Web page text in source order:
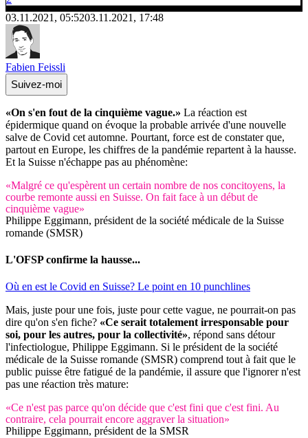
03.11.2021, 05:5203.11.2021, 17:48
Fabien Feissli
Suivez-moi
«On s'en fout de la cinquième vague.» La réaction est
épidermique quand on évoque la probable arrivée d'une nouvelle
salve de Covid cet automne. Pourtant, force est de constater que,
partout en Europe, les chiffres de la pandémie repartent à la hausse.
Et la Suisse n'échappe pas au phénomène:
«Malgré ce qu'espèrent un certain nombre de nos concitoyens, la
courbe remonte aussi en Suisse. On fait face à un début de
cinquième vague»
Philippe Eggimann, président de la société médicale de la Suisse
romande (SMSR)
L'OFSP confirme la hausse...
Où en est le Covid en Suisse? Le point en 10 punchlines
Mais, juste pour une fois, juste pour cette vague, ne pourrait-on pas
dire qu'on s'en fiche? «Ce serait totalement irresponsable pour
soi, pour les autres, pour la collectivité», répond sans détour
l'infectiologue, Philippe Eggimann. Si le président de la société
médicale de la Suisse romande (SMSR) comprend tout à fait que le
public puisse être fatigué de la pandémie, il assure que l'ignorer n'est
pas une réaction très mature:
«Ce n'est pas parce qu'on décide que c'est fini que c'est fini. Au
contraire, cela pourrait encore aggraver la situation»
Philippe Eggimann, président de la SMSR